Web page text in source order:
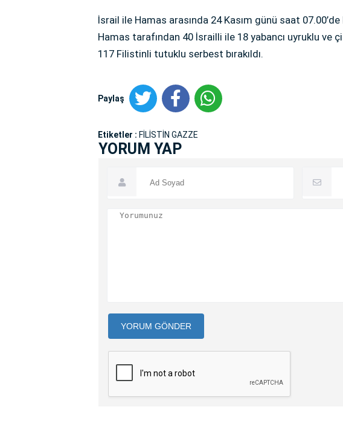
İsrail ile Hamas arasında 24 Kasım günü saat
Hamas tarafından 40 İsrailli ile 18 yabancı uyruklu ve
117 Filistinli tutuklu serbest bırakıldı.
Paylaş
Etiketler : FİLİSTİN GAZZE
YORUM YAP
YORUM GÖNDER